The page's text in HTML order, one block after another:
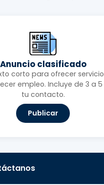
Anuncio clasificado
corto para ofrecer
empleo. Incluye de 3 a
tu contacto.
Publicar